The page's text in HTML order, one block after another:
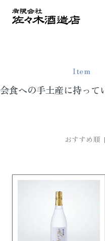
Item
会食への手土産に持って
おすすめ順 |